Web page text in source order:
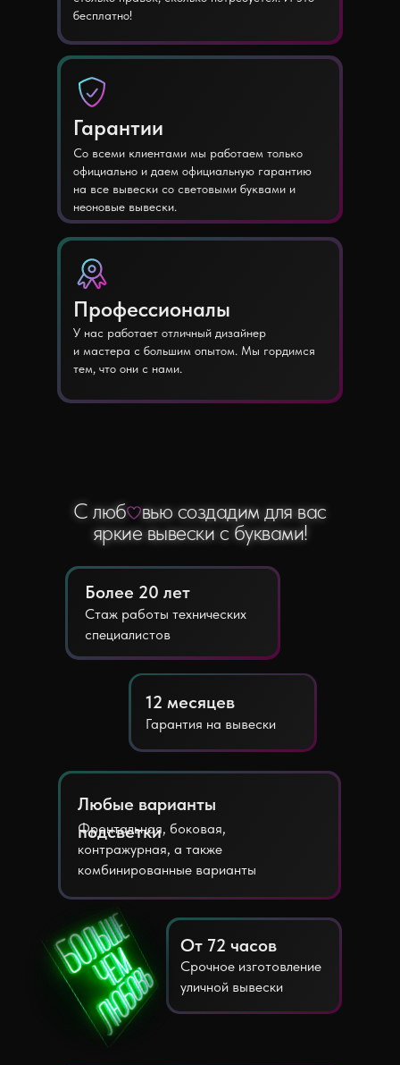
бесплатно!
Гарантии
Со всеми клиентами мы работаем только
официально и даем официальную гарантию
на все вывески со световыми буквами и
неоновые вывески.
Профессионалы
У нас работает отличный дизайнер
и мастера с большим опытом. Мы гордимся
тем, что они с нами.
С люб--вью создадим для вас
яркие вывески с буквами!
Более 20 лет
Стаж работы технических
специалистов
От 72 часов
Срочное изготовление
уличной вывески
12 месяцев
Гарантия на вывески
Фронтальная, боковая,
контражурная, а также
комбинированные варианты
Любые варианты
подсветки
С люб--вью создадим для вас
яркие вывески с буквами!